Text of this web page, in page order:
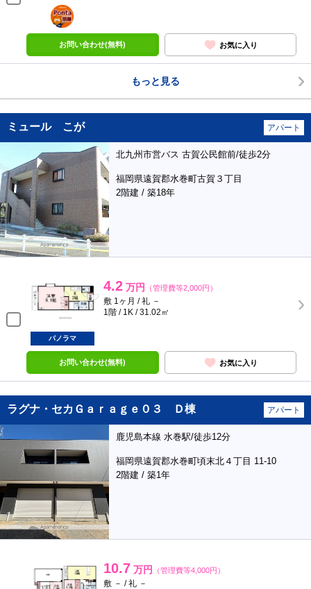
ポンタ
部屋
お問い合わせ(無料) お気に入り
もっと見る
ミュール こが アパート
北九州市営バス 古賀公民館前/徒歩2分
福岡県遠賀郡水巻町古賀３丁目
2階建 / 築18年
4.2 万円 （管理費等2,000円）
敷 1ヶ月 / 礼 －
1階 / 1K / 31.02㎡
パノラマ
お問い合わせ(無料) お気に入り
ラグナ・セカＧａｒａｇｅ０３ Ｄ棟 アパート
鹿児島本線 水巻駅/徒歩12分
福岡県遠賀郡水巻町頃末北４丁目 11-10
2階建 / 築1年
10.7 万円 （管理費等4,000円）
敷 － / 礼 －